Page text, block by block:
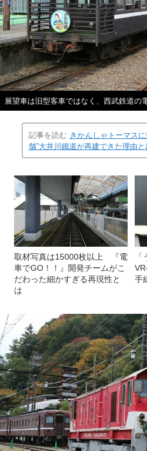
展望車は旧型客車ではなく、西武鉄道の
記事を読む きかんしゃトーマス
舗”大井川鐵道が再建できた理由と
取材写真は15000枚以上 『電
車でGO！！』開発チームがこ
だわった細かすぎる再現性と
は
手